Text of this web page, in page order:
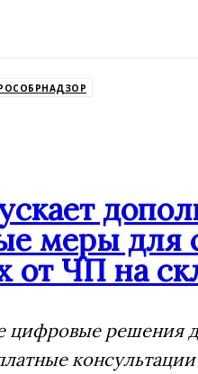
меры для
от ЧП на
цифровые решения